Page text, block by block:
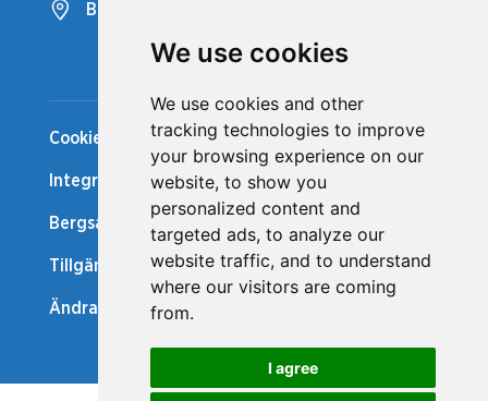
We use cookies
We use cookies and other
tracking technologies to improve
your browsing experience on our
website, to show you
personalized content and
targeted ads, to analyze our
website traffic, and to understand
where our visitors are coming
from.
I agree
Cookiepolicy
Integritetspolicy
Bergsåker Nytt
Tillgänglighetsredogörelse
Ändra cookie-inställningar
Bergsåkers Travbana